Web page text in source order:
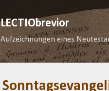
LECTIObrevior
Aufzeichnungen eines